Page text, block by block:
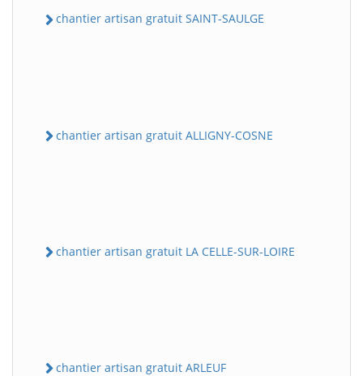
chantier artisan gratuit SAINT-SAULGE
chantier artisan gratuit ALLIGNY-COSNE
chantier artisan gratuit LA CELLE-SUR-LOIRE
chantier artisan gratuit ARLEUF